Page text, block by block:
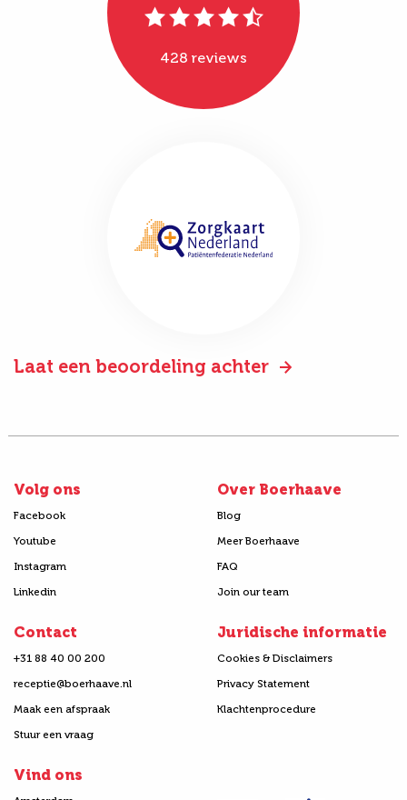
428 reviews
Laat een beoordeling achter
Volg ons
Facebook
Youtube
Instagram
Linkedin
Over Boerhaave
Blog
Meer Boerhaave
FAQ
Join our team
Contact
+31 88 40 00 200
receptie@boerhaave.nl
Maak een afspraak
Stuur een vraag
Juridische informatie
Cookies & Disclaimers
Privacy Statement
Klachtenprocedure
Vind ons